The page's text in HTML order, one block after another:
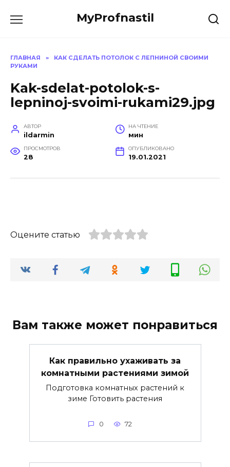
MyProfnastil
ГЛАВНАЯ »
КАК СДЕЛАТЬ ПОТОЛОК С ЛЕПНИНОЙ СВОИМИ
РУКАМИ
Kak-sdelat-potolok-s-
lepninoj-svoimi-rukami29.jpg
АВТОР
ildarmin
НА ЧТЕНИЕ
мин
ПРОСМОТРОВ
28
ОПУБЛИКОВАНО
19.01.2021
Оцените статью
Вам также может понравиться
Как правильно ухаживать за
комнатными растениями зимой
Подготовка комнатных растений к
зиме Готовить растения
0 72